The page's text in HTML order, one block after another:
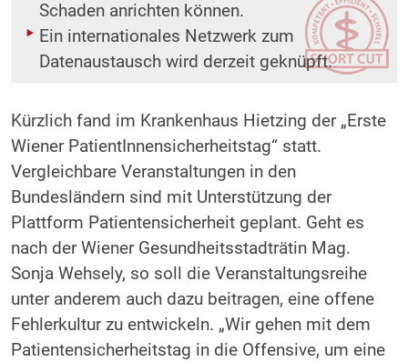
Schaden anrichten können.
Ein internationales Netzwerk zum
Datenaustausch wird derzeit ­geknüpft.
Kürzlich fand im Krankenhaus Hietzing der „Erste
Wiener PatientInnensicherheitstag“ statt.
Vergleichbare Veranstaltungen in den
Bundesländern sind mit Unterstützung der
Plattform Patientensicherheit geplant. Geht es
nach der Wiener Gesundheitsstadträtin Mag.
Sonja Wehsely, so soll die Veranstaltungsreihe
unter anderem auch dazu beitragen, eine offene
Fehlerkultur zu entwickeln. „Wir gehen mit dem
Patientensicherheitstag in die Offensive, um eine